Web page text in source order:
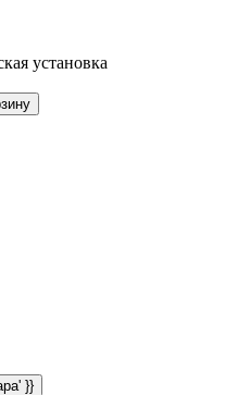
установка
}}